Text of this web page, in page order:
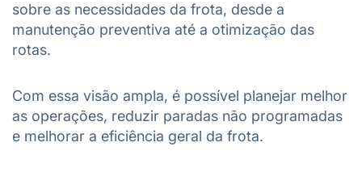
sobre as necessidades da frota, desde a
manutenção preventiva até a otimização das
rotas.
Com essa visão ampla, é possível planejar melhor
as operações, reduzir paradas não programadas
e melhorar a eficiência geral da frota.